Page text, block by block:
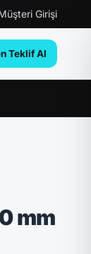
Girişi
Teklif Al
mm